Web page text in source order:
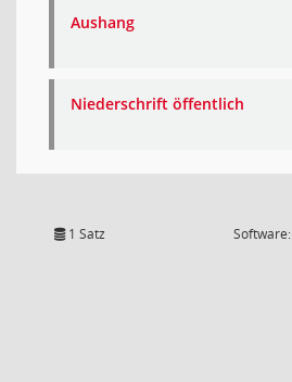
Aushang
Niederschrift öffentlich
1 Satz Software: